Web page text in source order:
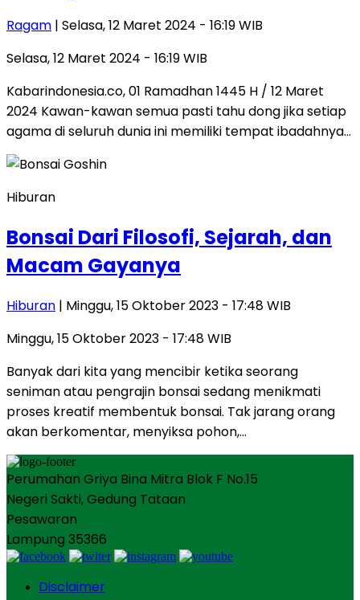
Ragam | Selasa, 12 Maret 2024 - 16:19 WIB
Selasa, 12 Maret 2024 - 16:19 WIB
Kabarindonesia.co, 01 Ramadhan 1445 H / 12 Maret
2024 Kawan-kawan semua pasti tahu dong jika setiap
agama di seluruh dunia ini memiliki tempat ibadahnya…
Hiburan
Bonsai Dari Filosofi, Sejarah, dan
Macam Gayanya
Hiburan | Minggu, 15 Oktober 2023 - 17:48 WIB
Minggu, 15 Oktober 2023 - 17:48 WIB
Banyak dari kita yang mencibir ketika seorang
seniman atau pengrajin bonsai sedang menikmati
proses kreatif membentuk bonsai. Tak jarang orang
akan berkomentar, menyiksa pohon,…
Perumahan Griya Bina Mitra Blok F No.15
Negeri Sakti, Gedung Tataan
Pesawaran
Lampung 35366
Disclaimer